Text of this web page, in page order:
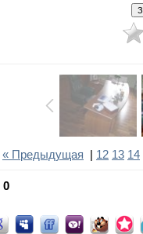
« Предыдущая 12 13 14
0